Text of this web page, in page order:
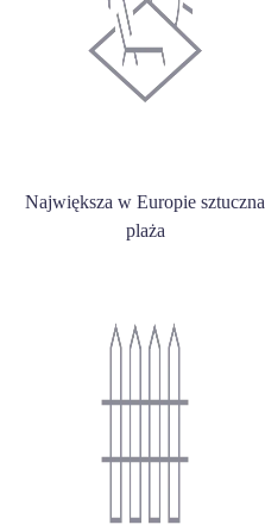
Największa w Europie sztuczna
plaża